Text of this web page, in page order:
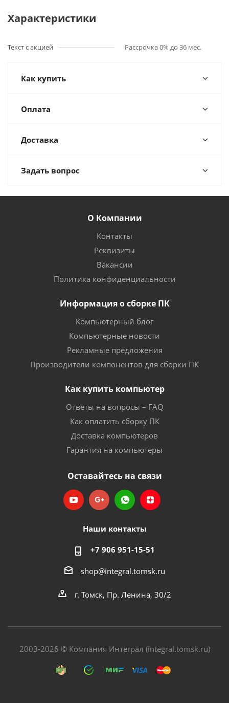
Характеристики
Текст с акцией Рассрочка 0% до 36 мес.
Как купить
Оплата
Доставка
Задать вопрос
О Компании
Контакты
Реквизиты
Вакансии
Политика конфиденциальности
Информация о сборке ПК
Компьютерный блог
Компьютерные новости
Рекламные предложения
Производители компонентов для сборки ПК
Как купить компьютер
Ответы на вопросы – FAQ
Как оплатить сборку ПК
Доставка компьютеров
Гарантия на компьютеры
Оставайтесь на связи
Наши контакты
+7 906 951-15-51
shop@integral.tomsk.ru
г. Томск, Пр. Ленина, 30/2
2003-2026 © Компания Интеграл (integral.tomsk.ru)